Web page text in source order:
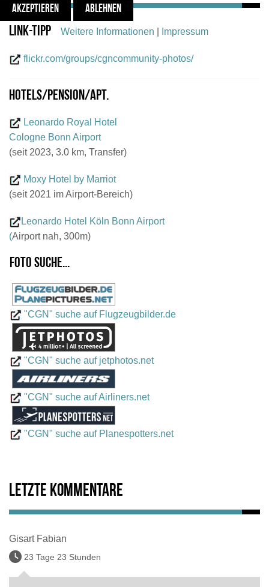
Link-Tipp
flickr.com/groups/cgncommunity-photos/
Hotels/Pension/Apt.
Leonardo Royal Hotel
Cologne Bonn Airport
(seit 2023, 3.0 km, Transfer)
Moxy Hotel by Marriot
(seit 2021 im Airport-Bereich)
Leonardo Hotel Köln Bonn Airport
(Airport nah, 300m)
Foto suche...
"CGN" suche auf Flugzeugbilder.de
"CGN" suche auf jetphotos.net
"CGN" suche auf Airliners.net
"CGN" suche auf Planespotters.net
Letzte Kommentare
Gisart Fabian
23 Tage 23 Stunden
AKZEPTIEREN ABLEHNEN
Weitere Informationen Impressum